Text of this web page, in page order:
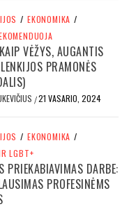
/ EKONOMIKA /
VĖŽYS, AUGANTIS
PRAMONĖS
/21 VASARIO, 2024
/ EKONOMIKA /
LGBT+
PRIEKABIAVIMAS DARBE:
PROFESINĖMS